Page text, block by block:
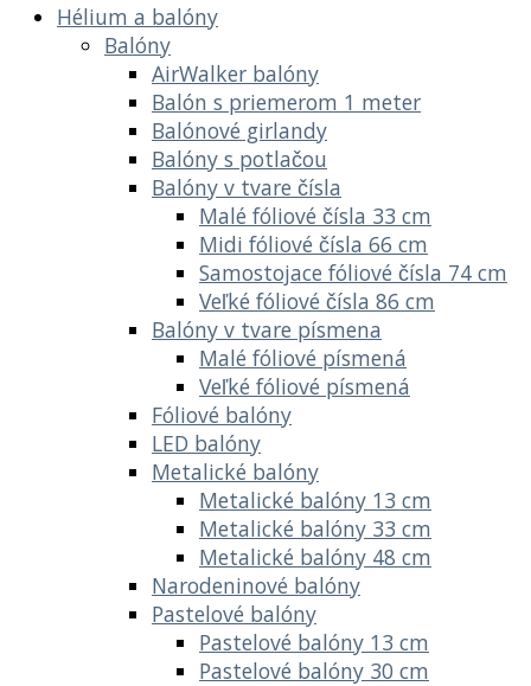
Hélium a balóny
Balóny
AirWalker balóny
Balón s priemerom 1 meter
Balónové girlandy
Balóny s potlačou
Balóny v tvare čísla
Malé fóliové čísla 33 cm
Midi fóliové čísla 66 cm
Samostojace fóliové čísla 74 cm
Veľké fóliové čísla 86 cm
Balóny v tvare písmena
Malé fóliové písmená
Veľké fóliové písmená
Fóliové balóny
LED balóny
Metalické balóny
Metalické balóny 13 cm
Metalické balóny 33 cm
Metalické balóny 48 cm
Narodeninové balóny
Pastelové balóny
Pastelové balóny 13 cm
Pastelové balóny 30 cm